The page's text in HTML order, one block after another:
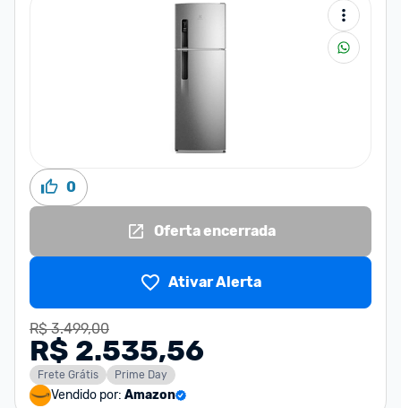
0
Oferta encerrada
Ativar Alerta
R$ 3.499,00
R$ 2.535,56
Frete Grátis Prime Day
Vendido por: Amazon